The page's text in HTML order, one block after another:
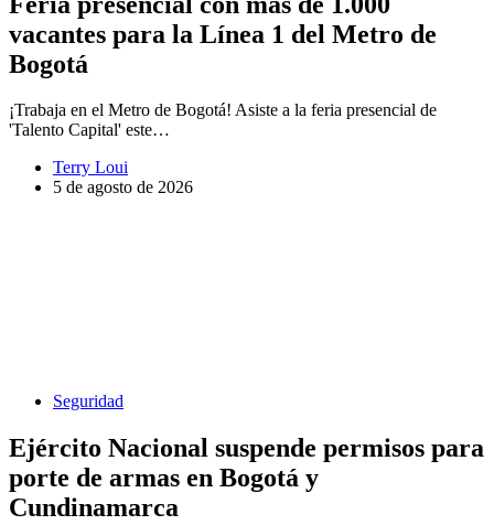
vacantes para la Línea 1 del Metro de
Bogotá
¡Trabaja en el Metro de Bogotá! Asiste a la feria presencial de
'Talento Capital' este…
Terry Loui
5 de agosto de 2026
Seguridad
Ejército Nacional suspende permisos para
porte de armas en Bogotá y
Cundinamarca